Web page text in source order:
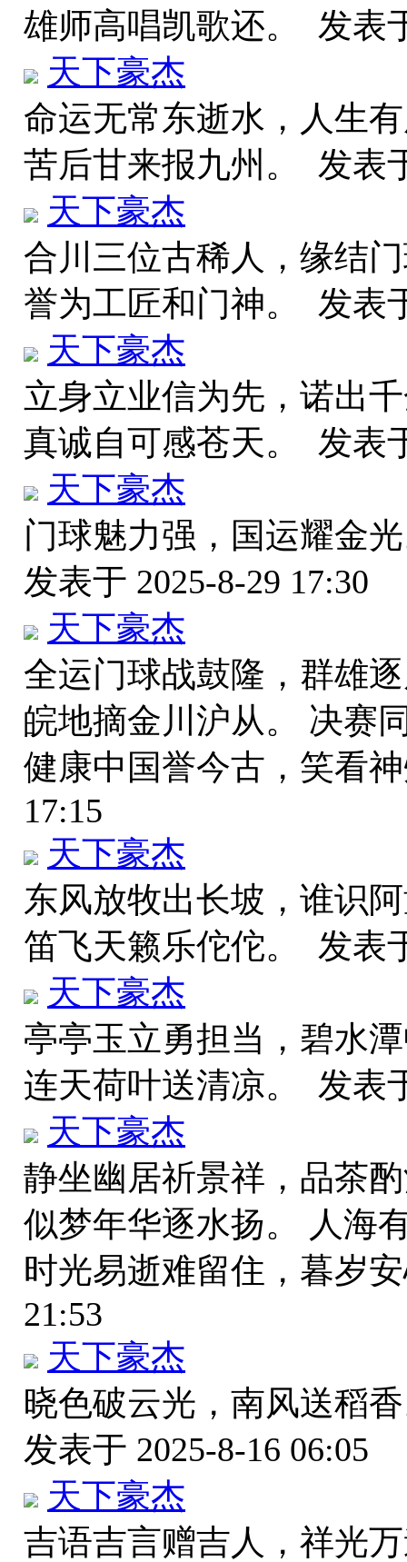
雄师高唱凯歌还。 发表
天下豪杰
命运无常东逝水，人生
苦后甘来报九州。 发表
天下豪杰
合川三位古稀人，缘结
誉为工匠和门神。 发表
天下豪杰
立身立业信为先，诺出
真诚自可感苍天。 发表
天下豪杰
门球魅力强，国运耀金
发表于 2025-8-29 17:30
天下豪杰
全运门球战鼓隆，群雄
皖地摘金川沪从。 决赛
健康中国誉今古，笑看
17:15
天下豪杰
东风放牧出长坡，谁识
笛飞天籁乐佗佗。 发表
天下豪杰
亭亭玉立勇担当，碧水
连天荷叶送清凉。 发表
天下豪杰
静坐幽居祈景祥，品茶
似梦年华逐水扬。 人海
时光易逝难留住，暮岁
21:53
天下豪杰
晓色破云光，南风送稻
发表于 2025-8-16 06:05
天下豪杰
吉语吉言赠吉人，祥光